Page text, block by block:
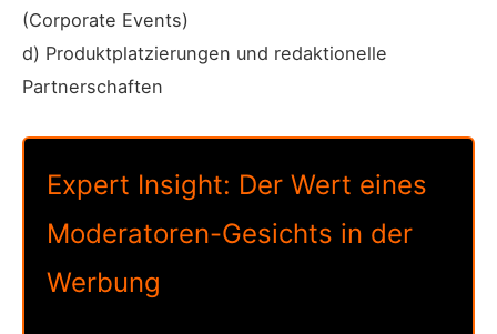
(Corporate Events)
d) Produktplatzierungen und redaktionelle
Partnerschaften
Expert Insight: Der Wert eines
Moderatoren-Gesichts in der
Werbung